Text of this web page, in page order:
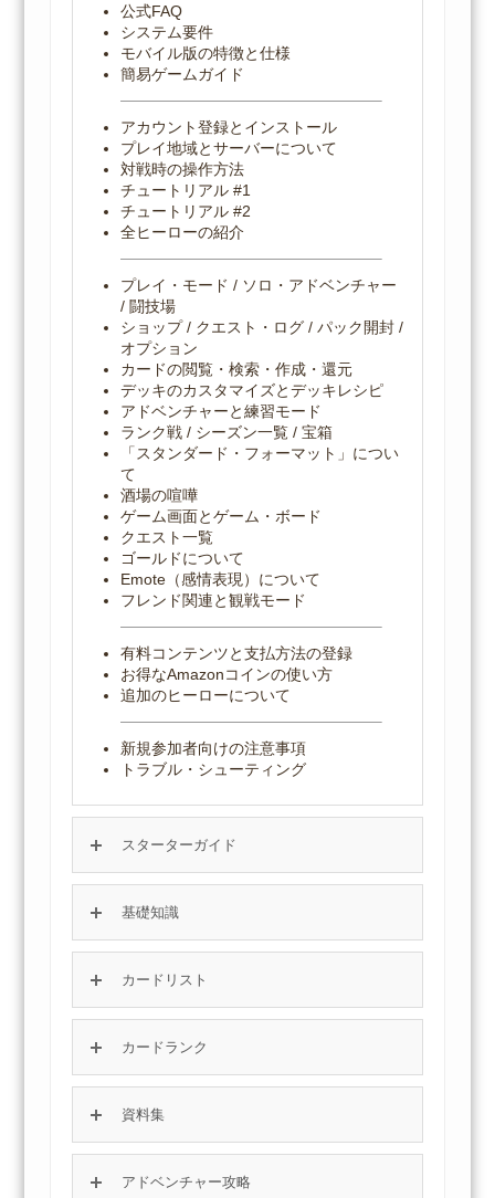
公式FAQ
システム要件
モバイル版の特徴と仕様
簡易ゲームガイド
アカウント登録とインストール
プレイ地域とサーバーについて
対戦時の操作方法
チュートリアル #1
チュートリアル #2
全ヒーローの紹介
プレイ・モード / ソロ・アドベンチャー
/ 闘技場
ショップ / クエスト・ログ / パック開封 /
オプション
カードの閲覧・検索・作成・還元
デッキのカスタマイズとデッキレシピ
アドベンチャーと練習モード
ランク戦 / シーズン一覧 / 宝箱
「スタンダード・フォーマット」につい
て
酒場の喧嘩
ゲーム画面とゲーム・ボード
クエスト一覧
ゴールドについて
Emote（感情表現）について
フレンド関連と観戦モード
有料コンテンツと支払方法の登録
お得なAmazonコインの使い方
追加のヒーローについて
新規参加者向けの注意事項
トラブル・シューティング
スターターガイド
基礎知識
カードリスト
カードランク
資料集
アドベンチャー攻略